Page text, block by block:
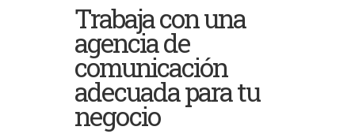
Trabaja con una
agencia de
comunicación
adecuada para tu
negocio